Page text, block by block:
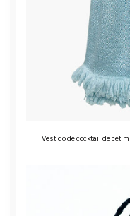
Vestido de cocktail de